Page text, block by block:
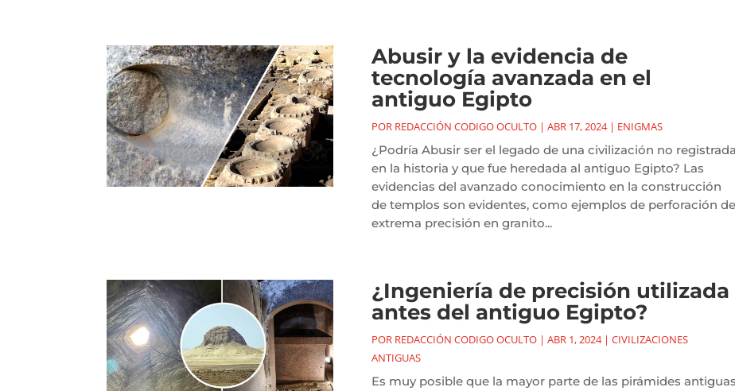
Abusir y la evidencia de
tecnología avanzada en el
antiguo Egipto
POR REDACCIÓN CODIGO OCULTO| ABR 17, 2024| ENIGMAS
¿Podría Abusir ser el legado de una civilización no registrada
en la historia y que fue heredada al antiguo Egipto? Las
evidencias del avanzado conocimiento en la construcción
de templos son evidentes, como ejemplos de perforación de
extrema precisión en granito...
¿Ingeniería de precisión utilizada
antes del antiguo Egipto?
POR REDACCIÓN CODIGO OCULTO| ABR 1, 2024| CIVILIZACIONES
ANTIGUAS
Es muy posible que la mayor parte de las pirámides antiguas